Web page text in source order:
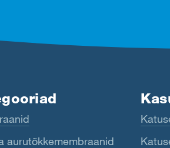
aurutõkkemembraanid